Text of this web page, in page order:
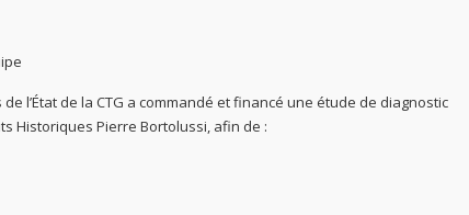
l’État de la CTG a commandé et financé une étude de diagnostic
Historiques Pierre Bortolussi, afin de :